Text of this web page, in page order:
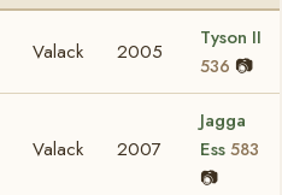
Valack 2005
Tyson II
536 📷
Valack 2007
Jagga
Ess 583
📷